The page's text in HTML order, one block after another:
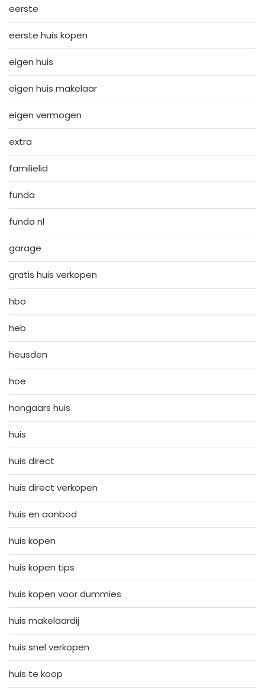
eerste
eerste huis kopen
eigen huis
eigen huis makelaar
eigen vermogen
extra
familielid
funda
funda nl
garage
gratis huis verkopen
hbo
heb
heusden
hoe
hongaars huis
huis
huis direct
huis direct verkopen
huis en aanbod
huis kopen
huis kopen tips
huis kopen voor dummies
huis makelaardij
huis snel verkopen
huis te koop